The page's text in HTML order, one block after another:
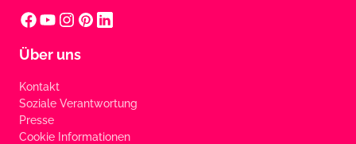
Über uns
Kontakt
Soziale Verantwortung
Presse
Cookie Informationen